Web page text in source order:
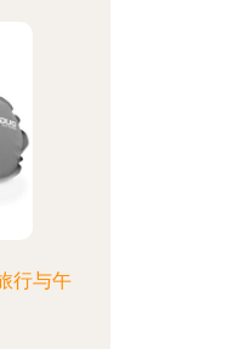
行与午